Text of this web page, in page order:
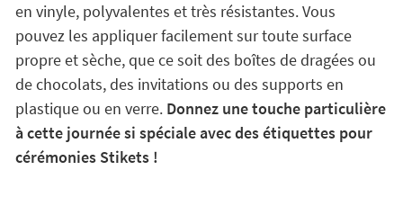
en vinyle, polyvalentes et très résistantes. Vous
pouvez les appliquer facilement sur toute surface
propre et sèche, que ce soit des boîtes de dragées ou
de chocolats, des invitations ou des supports en
plastique ou en verre. Donnez une touche particulière
à cette journée si spéciale avec des étiquettes pour
cérémonies Stikets !